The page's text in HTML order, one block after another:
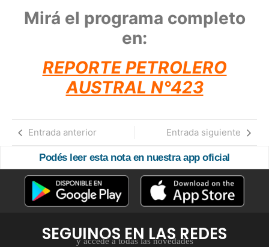
Mirá el programa completo
en:
REPORTE PETROLERO
AUSTRAL N°423
Entrada anterior Entrada siguiente
Podés leer esta nota en nuestra app oficial
SEGUINOS EN LAS REDES
y accedé a todas las novedades